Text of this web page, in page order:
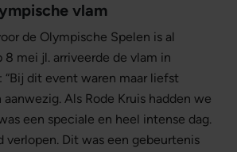
vlam
de Olympische Spelen is al
8 mei jl. arriveerde de vlam in
“Bij dit event waren maar liefst
Als Rode Kruis hadden we
een speciale en heel intense dag.
verlopen. Dit was een gebeurtenis